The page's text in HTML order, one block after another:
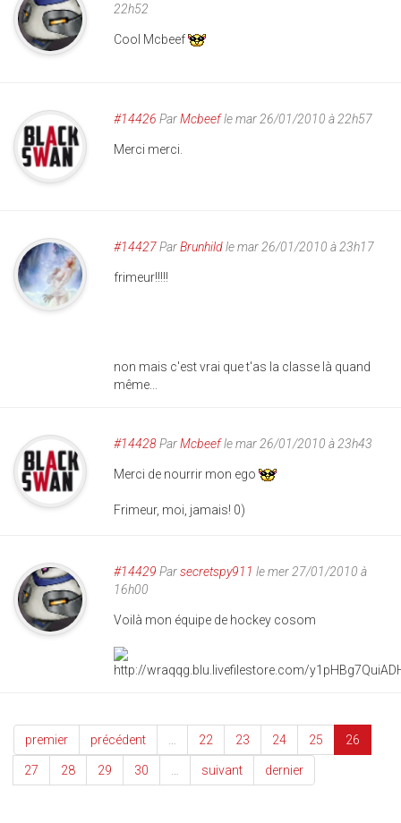
22h52
Cool Mcbeef
#14426 ParMcbeefle mar 26/01/2010 à 22h57
Merci merci.
#14427ParBrunhildle mar 26/01/2010 à 23h17
frimeur!!!!!
non mais c'est vrai que t'as la classe là quand
même...
#14428ParMcbeefle mar 26/01/2010 à 23h43
Merci de nourrir mon ego
Frimeur, moi, jamais! 0)
#14429 Parsecretspy911 le mer 27/01/2010 à
16h00
Voilà mon équipe de hockey cosom
premier précédent 22 23 24 25 26
27 28 29 30 suivant dernier